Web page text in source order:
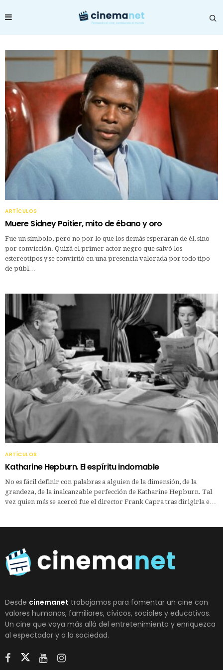
ARTÍCULOS
Muere Sidney Poitier, mito de ébano y oro
Fue un símbolo, pero no por lo que los demás esperaran de él, sino
por convicción. Quizá el primer actor negro que salvó los
estereotipos y se convirtió en una presencia valorada por todo tipo
de públ…
ARTÍCULOS
Katharine Hepburn. El espíritu indomable
No es fácil definir con palabras a alguien de la dimensión, de la
grandeza, de la inalcanzable perfección de Katharine Hepburn. Tal
vez quien más se acercó fue el director Frank Capra tras dirigirla e…
Desde cinemanet trabajamos para fomentar un cine con
valores humanos, familiares, cívicos, sociales y educativos.
Un cine que vaya más allá del entretenimiento y enriquezca
al espectador y a la sociedad.